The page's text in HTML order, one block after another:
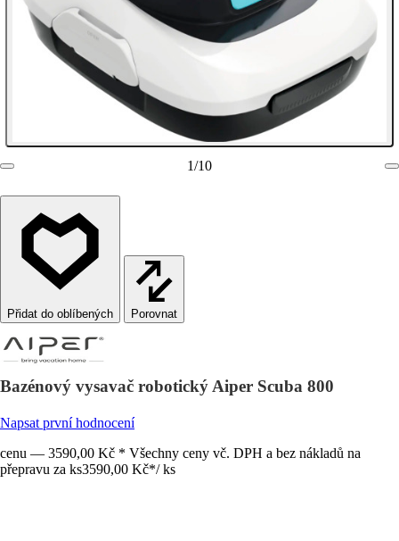
1/10
Porovnat
Bazénový vysavač robotický Aiper Scuba 800
Napsat první hodnocení
cenu — 3590,00 Kč * Všechny ceny vč. DPH a bez nákladů na
přepravu za ks3590,00 Kč*/ ks